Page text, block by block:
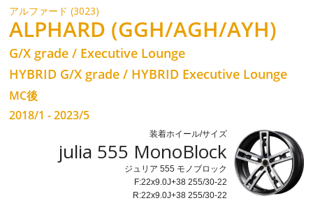
アルファード (3023)
ALPHARD (GGH/AGH/AYH)
G/X grade / Executive Lounge
HYBRID G/X grade / HYBRID Executive Lounge
MC後
2018/1 - 2023/5
装着ホイール/サイズ
julia 555 MonoBlock
ジュリア 555 モノブロック
F:22x9.0J+38 255/30-22
R:22x9.0J+38 255/30-22